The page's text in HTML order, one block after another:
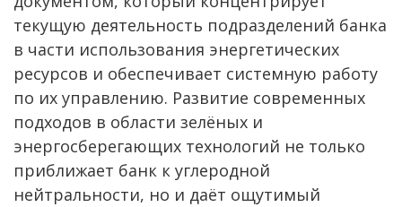
текущую деятельность подразделений банка
в части использования энергетических
ресурсов и обеспечивает системную работу
по их управлению. Развитие современных
подходов в области зелёных и
энергосберегающих технологий не только
приближает банк к углеродной
нейтральности, но и даёт ощутимый